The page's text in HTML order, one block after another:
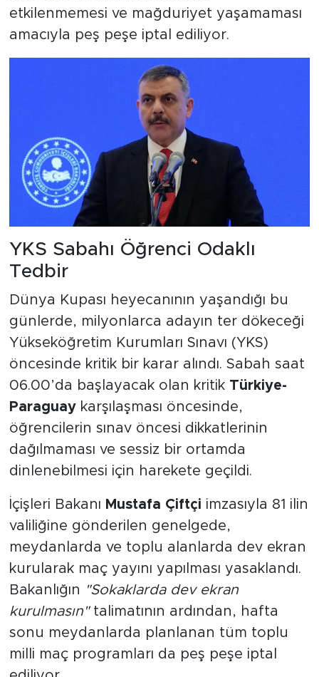
etkilenmemesi ve mağduriyet yaşamaması
amacıyla peş peşe iptal ediliyor.
YKS Sabahı Öğrenci Odaklı
Tedbir
Dünya Kupası heyecanının yaşandığı bu
günlerde, milyonlarca adayın ter dökeceği
Yükseköğretim Kurumları Sınavı (YKS)
öncesinde kritik bir karar alındı. Sabah saat
06.00’da başlayacak olan kritik Türkiye-
Paraguaykarşılaşması öncesinde,
öğrencilerin sınav öncesi dikkatlerinin
dağılmaması ve sessiz bir ortamda
dinlenebilmesi için harekete geçildi.
İçişleri Bakanı Mustafa Çiftçi imzasıyla 81 ilin
valiliğine gönderilen genelgede,
meydanlarda ve toplu alanlarda dev ekran
kurularak maç yayını yapılması yasaklandı.
Bakanlığın "Sokaklarda dev ekran
kurulmasın"talimatının ardından, hafta
sonu meydanlarda planlanan tüm toplu
milli maç programları da peş peşe iptal